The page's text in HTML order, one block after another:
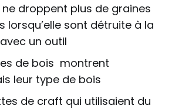
droppent plus de graines
lorsqu’elle sont détruite à la
un outil
de bois montrent
leur type de bois
de craft qui utilisaient du